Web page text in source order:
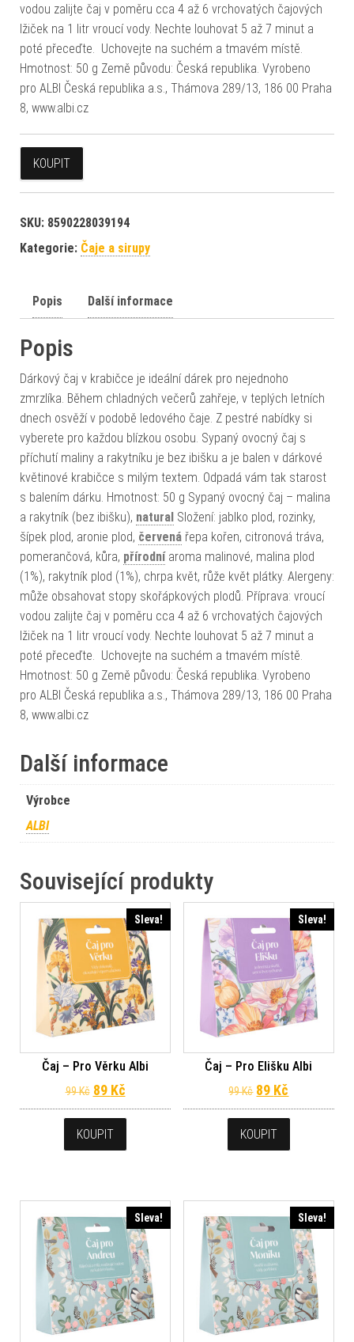
vodou zalijte čaj v poměru cca 4 až 6 vrchovatých čajových
lžiček na 1 litr vroucí vody. Nechte louhovat 5 až 7 minut a
poté přeceďte. Uchovejte na suchém a tmavém místě.
Hmotnost: 50 g Země původu: Česká republika. Vyrobeno
pro ALBI Česká republika a.s., Thámova 289/13, 186 00 Praha
8, www.albi.cz
KOUPIT
SKU: 8590228039194
Kategorie: Čaje a sirupy
Popis Další informace
Popis
Dárkový čaj v krabičce je ideální dárek pro nejednoho
zmrzlíka. Během chladných večerů zahřeje, v teplých letních
dnech osvěží v podobě ledového čaje. Z pestré nabídky si
vyberete pro každou blízkou osobu. Sypaný ovocný čaj s
příchutí maliny a rakytníku je bez ibišku a je balen v dárkové
květinové krabičce s milým textem. Odpadá vám tak starost
s balením dárku. Hmotnost: 50 g Sypaný ovocný čaj – malina
a rakytník (bez ibišku), natural Složení: jablko plod, rozinky,
šípek plod, aronie plod, červená řepa kořen, citronová tráva,
pomerančová, kůra, přírodníaroma malinové, malina plod
(1%), rakytník plod (1%), chrpa květ, růže květ plátky. Alergeny:
může obsahovat stopy skořápkových plodů. Příprava: vroucí
vodou zalijte čaj v poměru cca 4 až 6 vrchovatých čajových
lžiček na 1 litr vroucí vody. Nechte louhovat 5 až 7 minut a
poté přeceďte. Uchovejte na suchém a tmavém místě.
Hmotnost: 50 g Země původu: Česká republika. Vyrobeno
pro ALBI Česká republika a.s., Thámova 289/13, 186 00 Praha
8, www.albi.cz
Další informace
Výrobce
ALBI
Související produkty
Sleva!
Čaj – Pro Věrku Albi
99Kč Původní cena byla: 99 Kč.
89 KčAktuální cena je: 89 Kč.
KOUPIT
Sleva!
Čaj – Pro Elišku Albi
99Kč Původní cena
89 Kč
KOUPIT
Sleva! Sleva!